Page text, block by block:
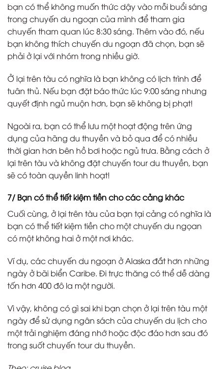
bạn có thể không muốn thức dậy vào mỗi buổi sáng
trong chuyến du ngoạn của mình để tham gia
chuyến tham quan lúc 8:30 sáng. Thêm vào đó, nếu
bạn không thích chuyến du ngoạn đã chọn, bạn sẽ
phải ở lại với nhóm trong nhiều giờ.
Ở lại trên tàu có nghĩa là bạn không có lịch trình để
tuân thủ. Nếu bạn đặt báo thức lúc 9:00 sáng nhưng
quyết định ngủ muộn hơn, bạn sẽ không bị phạt!
Ngoài ra, bạn có thể lưu một hoạt động trên ứng
dụng của hãng du thuyền và bỏ qua để có nhiều
thời gian hơn bên hồ bơi hoặc ngủ trưa. Bằng cách ở
lại trên tàu và không đặt chuyến tour du thuyền, bạn
sẽ có toàn quyền linh hoạt!
7/ Bạn có thể tiết kiệm tiền cho các cảng khác
Cuối cùng, ở lại trên tàu của bạn tại cảng có nghĩa là
bạn có thể tiết kiệm tiền cho một chuyến du ngọan
có một không hai ở một nơi khác.
Ví dụ, các chuyến du ngoạn ở Alaska đắt hơn những
ngày ở bãi biển Caribe. Đi trực thăng có thể dễ dàng
tốn hơn 400 đô la một người.
Vì vậy, không có gì sai khi bạn chọn ở lại trên tàu một
ngày để sử dụng ngân sách của chuyến du lịch cho
một trải nghiệm đáng nhớ hoặc độc đáo hơn sau đó
trong suốt chuyến tour du thuyền.